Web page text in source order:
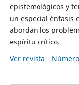
epistemológicos y
un especial énfasis
abordan los
espíritu crítico.
Ver revista